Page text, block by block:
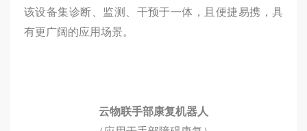
该设备集诊断、监测、干预于一体，且便捷易携，具
有更广阔的应用场景。
云物联手部康复机器人